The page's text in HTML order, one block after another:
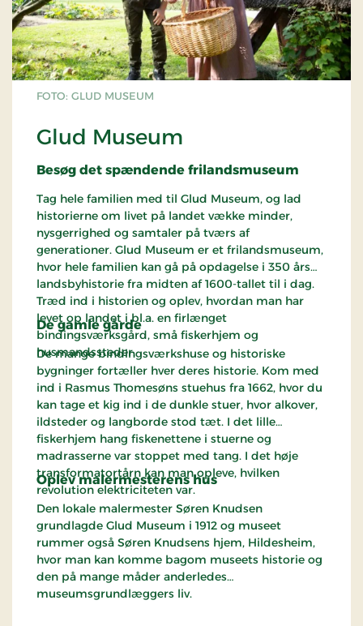
FOTO: GLUD MUSEUM
Glud Museum
Besøg det spændende frilandsmuseum
Tag hele familien med til Glud Museum, og lad
historierne om livet på landet vække minder,
nysgerrighed og samtaler på tværs af
generationer. Glud Museum er et frilandsmuseum,
hvor hele familien kan gå på opdagelse i 350 års
landsbyhistorie fra midten af 1600-tallet til i dag.
Træd ind i historien og oplev, hvordan man har
levet op landet i bl.a. en firlænget
bindingsværksgård, små fiskerhjem og
husmandssteder.
De gamle gårde
De mange bindingsværkshuse og historiske
bygninger fortæller hver deres historie. Kom med
ind i Rasmus Thomesøns stuehus fra 1662, hvor du
kan tage et kig ind i de dunkle stuer, hvor alkover,
ildsteder og langborde stod tæt. I det lille
fiskerhjem hang fiskenettene i stuerne og
madrasserne var stoppet med tang. I det høje
transformatortårn kan man opleve, hvilken
revolution elektriciteten var.
Oplev malermesterens hus
Den lokale malermester Søren Knudsen
grundlagde Glud Museum i 1912 og museet
rummer også Søren Knudsens hjem, Hildesheim,
hvor man kan komme bagom museets historie og
den på mange måder anderledes
museumsgrundlæggers liv.